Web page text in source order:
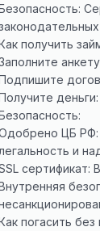
получить
ЦБ РФ:
и
погасить